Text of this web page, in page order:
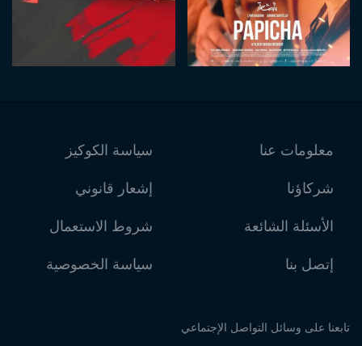
معلومات عنا
شركاؤنا
الأسئلة الشائعة
إتصل بنا
سياسة الكوكيز
إشعار قانوني
شروط الاستعمال
سياسة الخصوصية
تابعنا على وسائل التواصل الإجتماعي